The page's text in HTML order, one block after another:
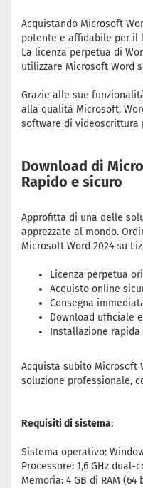
Acquistando Microsoft
potente e affidabile per il
La licenza perpetua di
utilizzare Microsoft Word
Grazie alle sue
alla qualità Microsoft,
software di videoscrittura
Download di
Rapido e sicuro
Approfitta di una delle
apprezzate al mondo.
Microsoft Word 2024 su
Licenza perpetua
Acquisto online
Consegna
Download ufficiale
Installazione
Acquista subito Microsoft
soluzione professionale,
Requisiti di sistema:
Sistema operativo:
Processore: 1,6 GHz dual-
Memoria: 4 GB di RAM